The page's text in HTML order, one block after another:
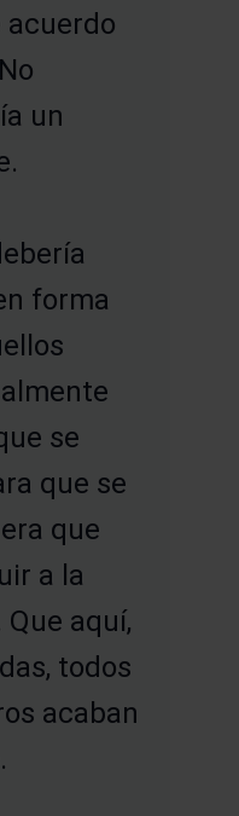
acuerdo
un
forma
se
que se
que
a la
aquí,
todos
acaban